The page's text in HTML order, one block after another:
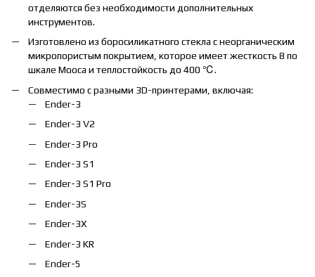
отделяются без необходимости дополнительных
инструментов.
Изготовлено из боросиликатного стекла с неорганическим
микропористым покрытием, которое имеет жесткость 8 по
шкале Мооса и теплостойкость до 400 ℃.
Совместимо с разными 3D-принтерами, включая:
Ender-3
Ender-3 V2
Ender-3 Pro
Ender-3 S1
Ender-3 S1 Pro
Ender-3S
Ender-3X
Ender-3 KR
Ender-5